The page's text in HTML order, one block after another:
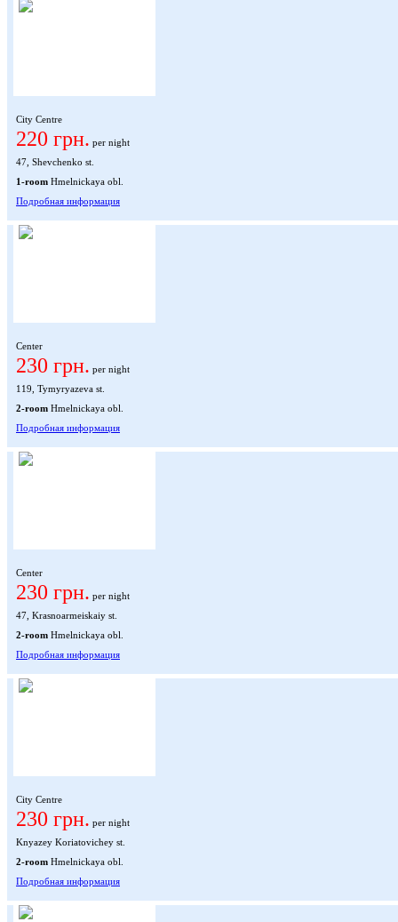
City Centre
220 грн. per night
47, Shevchenko st.
1-room Hmelnickaya obl.
Подробная информация
Center
230 грн. per night
119, Tymyryazeva st.
2-room Hmelnickaya obl.
Подробная информация
Center
230 грн. per night
47, Krasnoarmeiskaiy st.
2-room Hmelnickaya obl.
Подробная информация
City Centre
230 грн. per night
Knyazey Koriatovichey st.
2-room Hmelnickaya obl.
Подробная информация